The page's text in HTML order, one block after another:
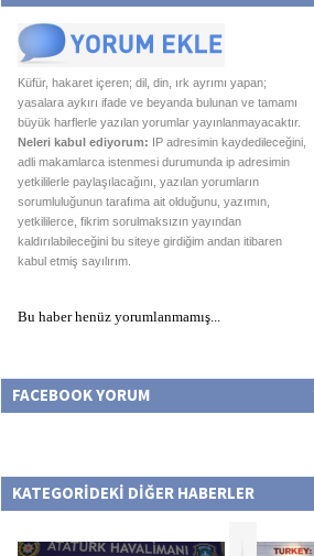
Küfür, hakaret içeren; dil, din, ırk ayrımı yapan;
yasalara aykırı ifade ve beyanda bulunan ve tamamı
büyük harflerle yazılan yorumlar yayınlanmayacaktır.
Neleri kabul ediyorum: IP adresimin kaydedileceğini,
adli makamlarca istenmesi durumunda ip adresimin
yetkililerle paylaşılacağını, yazılan yorumların
sorumluluğunun tarafıma ait olduğunu, yazımın,
yetkililerce, fikrim sorulmaksızın yayından
kaldırılabileceğini bu siteye girdiğim andan itibaren
kabul etmiş sayılırım.
Bu haber henüz yorumlanmamış...
FACEBOOK YORUM
KATEGORİDEKİ DİĞER HABERLER